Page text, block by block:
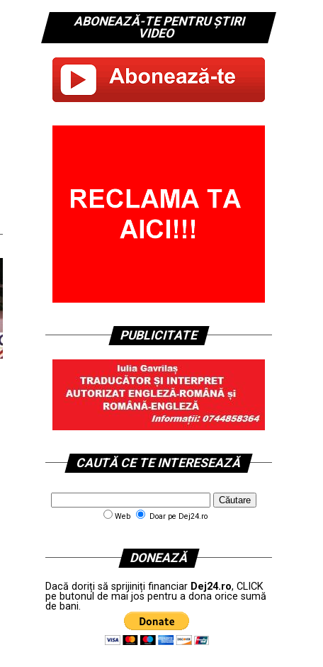
ABONEAZĂ-TE PENTRU ȘTIRI
VIDEO
PUBLICITATE
CAUTĂ CE TE INTERESEAZĂ
Web Doar pe Dej24.ro
DONEAZĂ
Dacă doriți să sprijiniți financiar Dej24.ro, CLICK
pe butonul de mai jos pentru a dona orice sumă
de bani.